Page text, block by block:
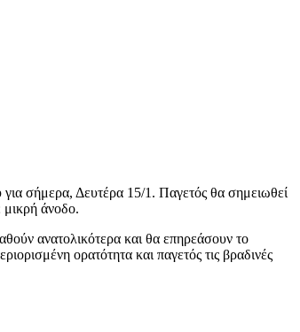
για σήμερα, Δευτέρα 15/1. Παγετός θα σημειωθεί
μικρή άνοδο.
ανατολικότερα και θα επηρεάσουν το
ορατότητα και παγετός τις βραδινές